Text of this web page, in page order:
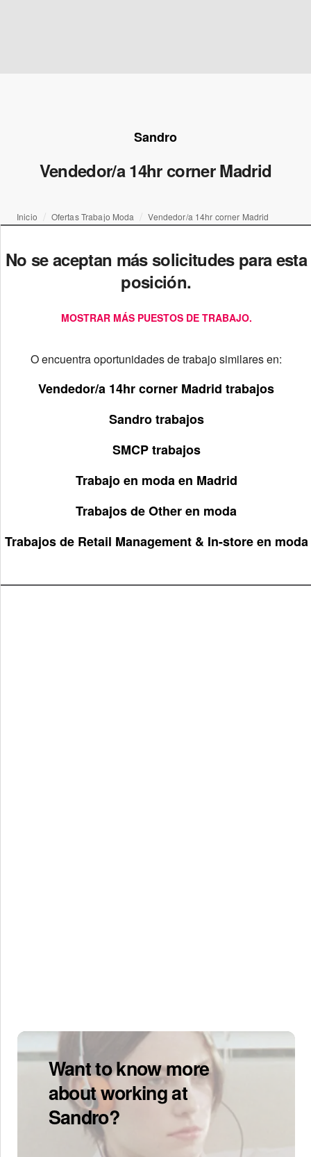
Sandro
Vendedor/a 14hr corner Madrid
Inicio Ofertas Trabajo Moda Vendedor/a 14hr corner Madrid
No se aceptan más solicitudes para esta
posición.
MOSTRAR MÁS PUESTOS DE TRABAJO.
O encuentra oportunidades de trabajo similares en:
Vendedor/a 14hr corner Madrid trabajos
Sandro trabajos
SMCP trabajos
Trabajo en moda en Madrid
Trabajos de Other en moda
Trabajos de Retail Management & In-store en moda
Want to know more
about working at
Sandro?